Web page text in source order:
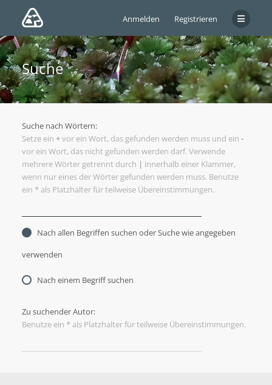
Anmelden Registrieren
Suche
Suche nach Wörtern:
Setze ein +vor ein Wort, das gefunden werden muss und ein -
vor ein Wort, das nicht gefunden werden darf. Verwende
mehrere Wörter getrennt durch | innerhalb einer Klammer,
wenn nur eines der Wörter gefunden werden muss. Benutze
ein * als Platzhalter für teilweise Übereinstimmungen.
Nach allen Begriffen suchen oder Suche wie angegeben
verwenden
Nach einem Begriff suchen
Zu suchender Autor:
Benutze ein * als Platzhalter für teilweise Übereinstimmungen.